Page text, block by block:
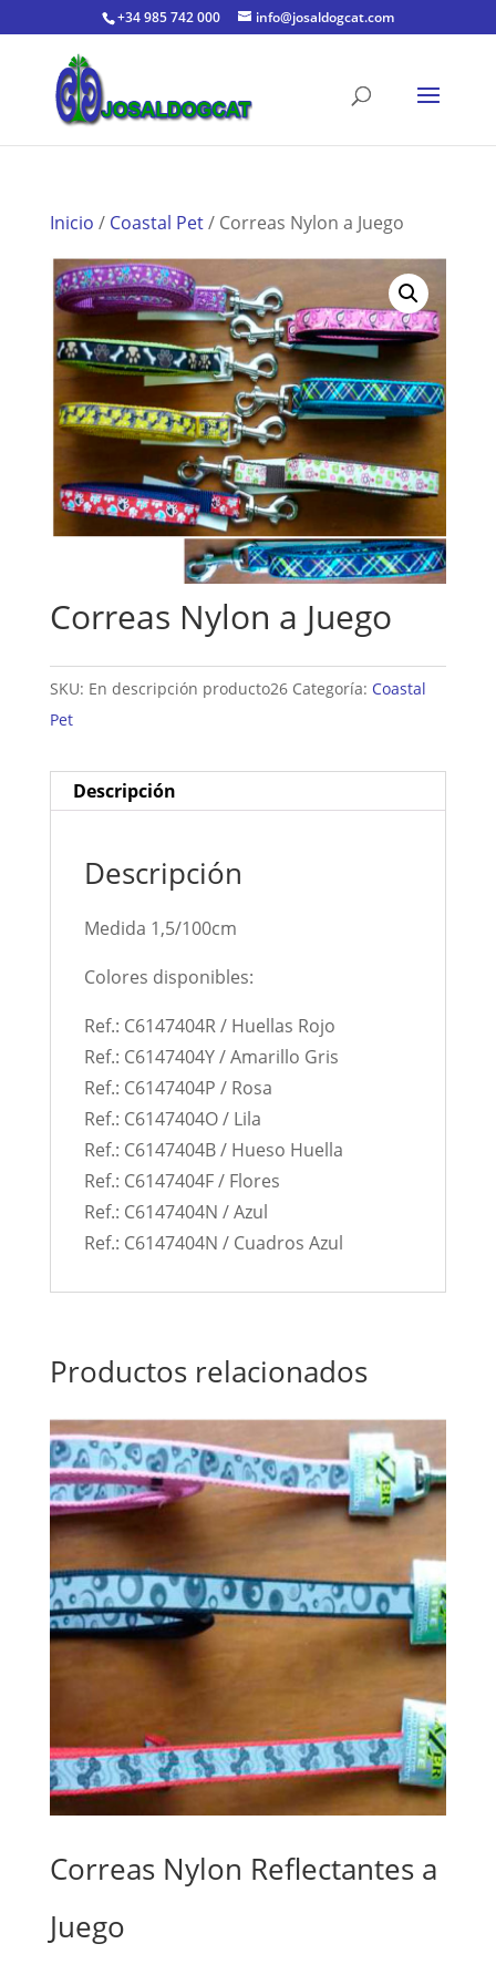
+34 985 742 000 info@josaldogcat.com
Inicio / Coastal Pet/ Correas Nylon a Juego
Correas Nylon a Juego
SKU: En descripción producto26 Categoría: Coastal
Pet
Descripción
Descripción
Medida 1,5/100cm
Colores disponibles:
Ref.: C6147404R / Huellas Rojo
Ref.: C6147404Y / Amarillo Gris
Ref.: C6147404P / Rosa
Ref.: C6147404O / Lila
Ref.: C6147404B / Hueso Huella
Ref.: C6147404F / Flores
Ref.: C6147404N / Azul
Ref.: C6147404N / Cuadros Azul
Productos relacionados
Correas Nylon Reflectantes a
Juego